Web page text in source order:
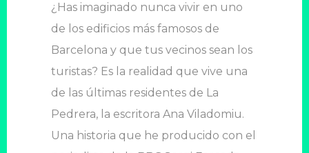
¿Has imaginado nunca vivir en uno
de los edificios más famosos de
Barcelona y que tus vecinos sean los
turistas? Es la realidad que vive una
de las últimas residentes de La
Pedrera, la escritora Ana Viladomiu.
Una historia que he producido con el